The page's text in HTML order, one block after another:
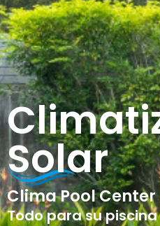
Solar
Clima Pool Center
Todo para su